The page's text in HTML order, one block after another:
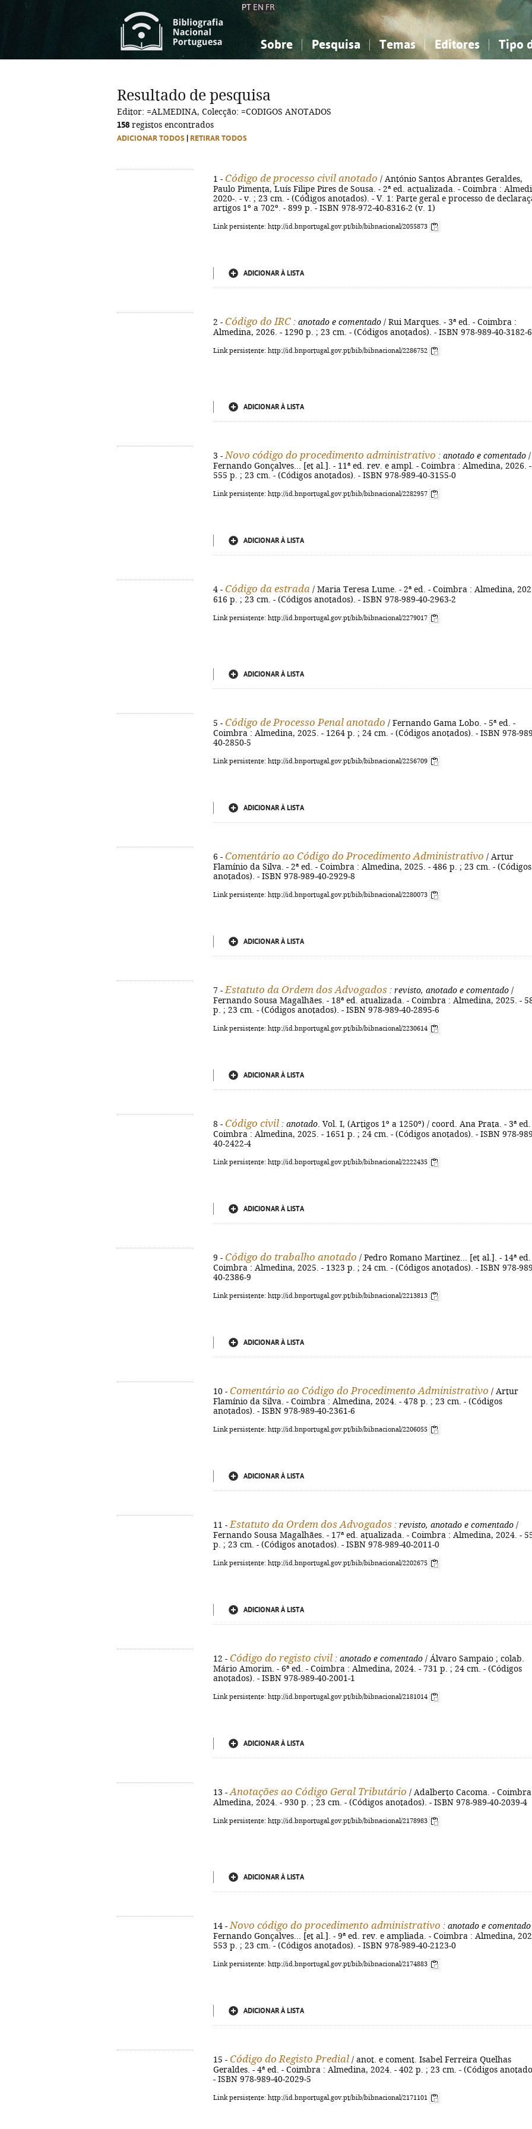
PT EN FR
Sobre Pesquisa Temas
Ciências sociais...
Editores Tipo
Ciências sociais...
Resultado de pesquisa
Editor: =ALMEDINA, Colecção: =CODIGOS ANOTADOS
158 registos encontrados
ADICIONAR TODOS RETIRAR TODOS
1 - Código de processo civil anotado / António Santos Abrantes Geraldes,
Paulo Pimenta, Luís Filipe Pires de Sousa. - 2ª ed. actualizada. - Coimbra :
2020-. - v. ; 23 cm. - (Códigos anotados). - V. 1: Parte geral e processo de
artigos 1º a 702º. - 899 p. - ISBN 978-972-40-8316-2 (v. 1)
Link persistente: http://id.bnportugal.gov.pt/bib/bibnacional/2055873
ADICIONAR À LISTA
2 - Código do IRC : anotado e comentado / Rui Marques. - 3ª ed. - Coimbra :
Almedina, 2026. - 1290 p. ; 23 cm. - (Códigos anotados). - ISBN 978-989-40-3182-6
Link persistente: http://id.bnportugal.gov.pt/bib/bibnacional/2286752
ADICIONAR À LISTA
3 - Novo código do procedimento administrativo : anotado e comentado /
Fernando Gonçalves... [et al.]. - 11ª ed. rev. e ampl. - Coimbra : Almedina, 2026. -
555 p. ; 23 cm. - (Códigos anotados). - ISBN 978-989-40-3155-0
Link persistente: http://id.bnportugal.gov.pt/bib/bibnacional/2282957
ADICIONAR À LISTA
4 - Código da estrada / Maria Teresa Lume. - 2ª ed. - Coimbra : Almedina,
616 p. ; 23 cm. - (Códigos anotados). - ISBN 978-989-40-2963-2
Link persistente: http://id.bnportugal.gov.pt/bib/bibnacional/2279017
ADICIONAR À LISTA
5 - Código de Processo Penal anotado / Fernando Gama Lobo. - 5ª ed. -
Coimbra : Almedina, 2025. - 1264 p. ; 24 cm. - (Códigos anotados). - ISBN 978-
40-2850-5
Link persistente: http://id.bnportugal.gov.pt/bib/bibnacional/2256709
ADICIONAR À LISTA
6 - Comentário ao Código do Procedimento Administrativo / Artur
Flamínio da Silva. - 2ª ed. - Coimbra : Almedina, 2025. - 486 p. ; 23 cm. - (Códigos
anotados). - ISBN 978-989-40-2929-8
Link persistente: http://id.bnportugal.gov.pt/bib/bibnacional/2280073
ADICIONAR À LISTA
7 - Estatuto da Ordem dos Advogados : revisto, anotado e comentado /
Fernando Sousa Magalhães. - 18ª ed. atualizada. - Coimbra : Almedina, 2025. -
p. ; 23 cm. - (Códigos anotados). - ISBN 978-989-40-2895-6
Link persistente: http://id.bnportugal.gov.pt/bib/bibnacional/2230614
ADICIONAR À LISTA
8 - Código civil : anotado . Vol. I, (Artigos 1º a 1250º) / coord. Ana Prata. - 3ª ed.
Coimbra : Almedina, 2025. - 1651 p. ; 24 cm. - (Códigos anotados). - ISBN 978-
40-2422-4
Link persistente: http://id.bnportugal.gov.pt/bib/bibnacional/2222435
ADICIONAR À LISTA
9 - Código do trabalho anotado / Pedro Romano Martinez... [et al.]. - 14ª ed.
Coimbra : Almedina, 2025. - 1323 p. ; 24 cm. - (Códigos anotados). - ISBN 978-
40-2386-9
Link persistente: http://id.bnportugal.gov.pt/bib/bibnacional/2213813
ADICIONAR À LISTA
10 - Comentário ao Código do Procedimento Administrativo / Artur
Flamínio da Silva. - Coimbra : Almedina, 2024. - 478 p. ; 23 cm. - (Códigos
anotados). - ISBN 978-989-40-2361-6
Link persistente: http://id.bnportugal.gov.pt/bib/bibnacional/2206055
ADICIONAR À LISTA
11 - Estatuto da Ordem dos Advogados : revisto, anotado e comentado /
Fernando Sousa Magalhães. - 17ª ed. atualizada. - Coimbra : Almedina, 2024. -
p. ; 23 cm. - (Códigos anotados). - ISBN 978-989-40-2011-0
Link persistente: http://id.bnportugal.gov.pt/bib/bibnacional/2202675
ADICIONAR À LISTA
12 - Código do registo civil : anotado e comentado / Álvaro Sampaio ; colab.
Mário Amorim. - 6ª ed. - Coimbra : Almedina, 2024. - 731 p. ; 24 cm. - (Códigos
anotados). - ISBN 978-989-40-2001-1
Link persistente: http://id.bnportugal.gov.pt/bib/bibnacional/2181014
ADICIONAR À LISTA
13 - Anotações ao Código Geral Tributário / Adalberto Cacoma. -
Almedina, 2024. - 930 p. ; 23 cm. - (Códigos anotados). - ISBN 978-989-40-2039-4
Link persistente: http://id.bnportugal.gov.pt/bib/bibnacional/2178983
ADICIONAR À LISTA
14 - Novo código do procedimento administrativo : anotado e comentado
Fernando Gonçalves... [et al.]. - 9ª ed. rev. e ampliada. - Coimbra : Almedina,
553 p. ; 23 cm. - (Códigos anotados). - ISBN 978-989-40-2123-0
Link persistente: http://id.bnportugal.gov.pt/bib/bibnacional/2174883
ADICIONAR À LISTA
15 - Código do Registo Predial / anot. e coment. Isabel Ferreira Quelhas
Geraldes. - 4ª ed. - Coimbra : Almedina, 2024. - 402 p. ; 23 cm. - (Códigos
- ISBN 978-989-40-2029-5
Link persistente: http://id.bnportugal.gov.pt/bib/bibnacional/2171101